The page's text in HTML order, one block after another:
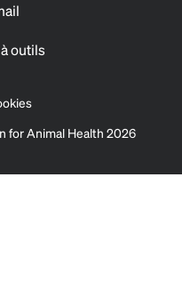
outils
for Animal Health 2026